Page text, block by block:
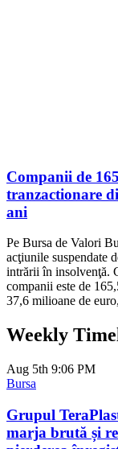
Companii de
tranzactionare
ani
Pe Bursa de Valori
acţiunile suspendate
intrării în insolvenţă.
companii este de
37,6 milioane de
Weekly
Aug 5th 9:06 PM
Bursa
Grupul
marja brută și